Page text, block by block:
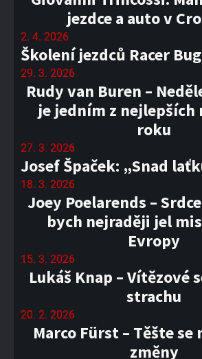
jezdce a auto v
2. 4. 2026
Školení jezdců Racer
29. 3. 2026
Rudy van Buren –
je jedním z nejlepších
roku
27. 3. 2026
Josef Špaček: „Snad
18. 3. 2026
Joey Poelarends –
bych nejraději jel
Evropy
15. 3. 2026
Lukáš Knap – Vítězové
strachu
20. 2. 2026
Marco Fürst – Těšte se
změny